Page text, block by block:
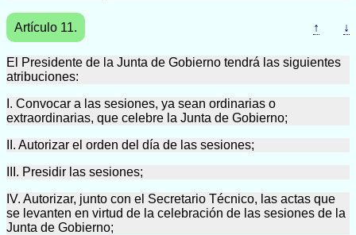
Artículo 11. ↑ ↓
El Presidente de la Junta de Gobierno tendrá las siguientes
atribuciones:
I. Convocar a las sesiones, ya sean ordinarias o
extraordinarias, que celebre la Junta de Gobierno;
II. Autorizar el orden del día de las sesiones;
III. Presidir las sesiones;
IV. Autorizar, junto con el Secretario Técnico, las actas que
se levanten en virtud de la celebración de las sesiones de la
Junta de Gobierno;